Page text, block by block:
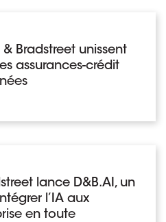
Bradstreet unissent
assurances-crédit
lance D&B.AI, un
l’IA aux
en toute